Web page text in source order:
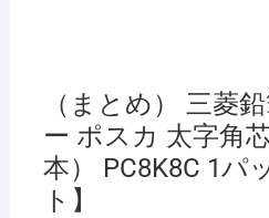
（まとめ） 三菱
ー ポスカ 太字角
本） PC8K8C 1パ
ト】